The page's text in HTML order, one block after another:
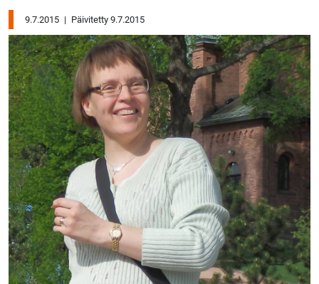
9.7.2015 | Päivitetty 9.7.2015